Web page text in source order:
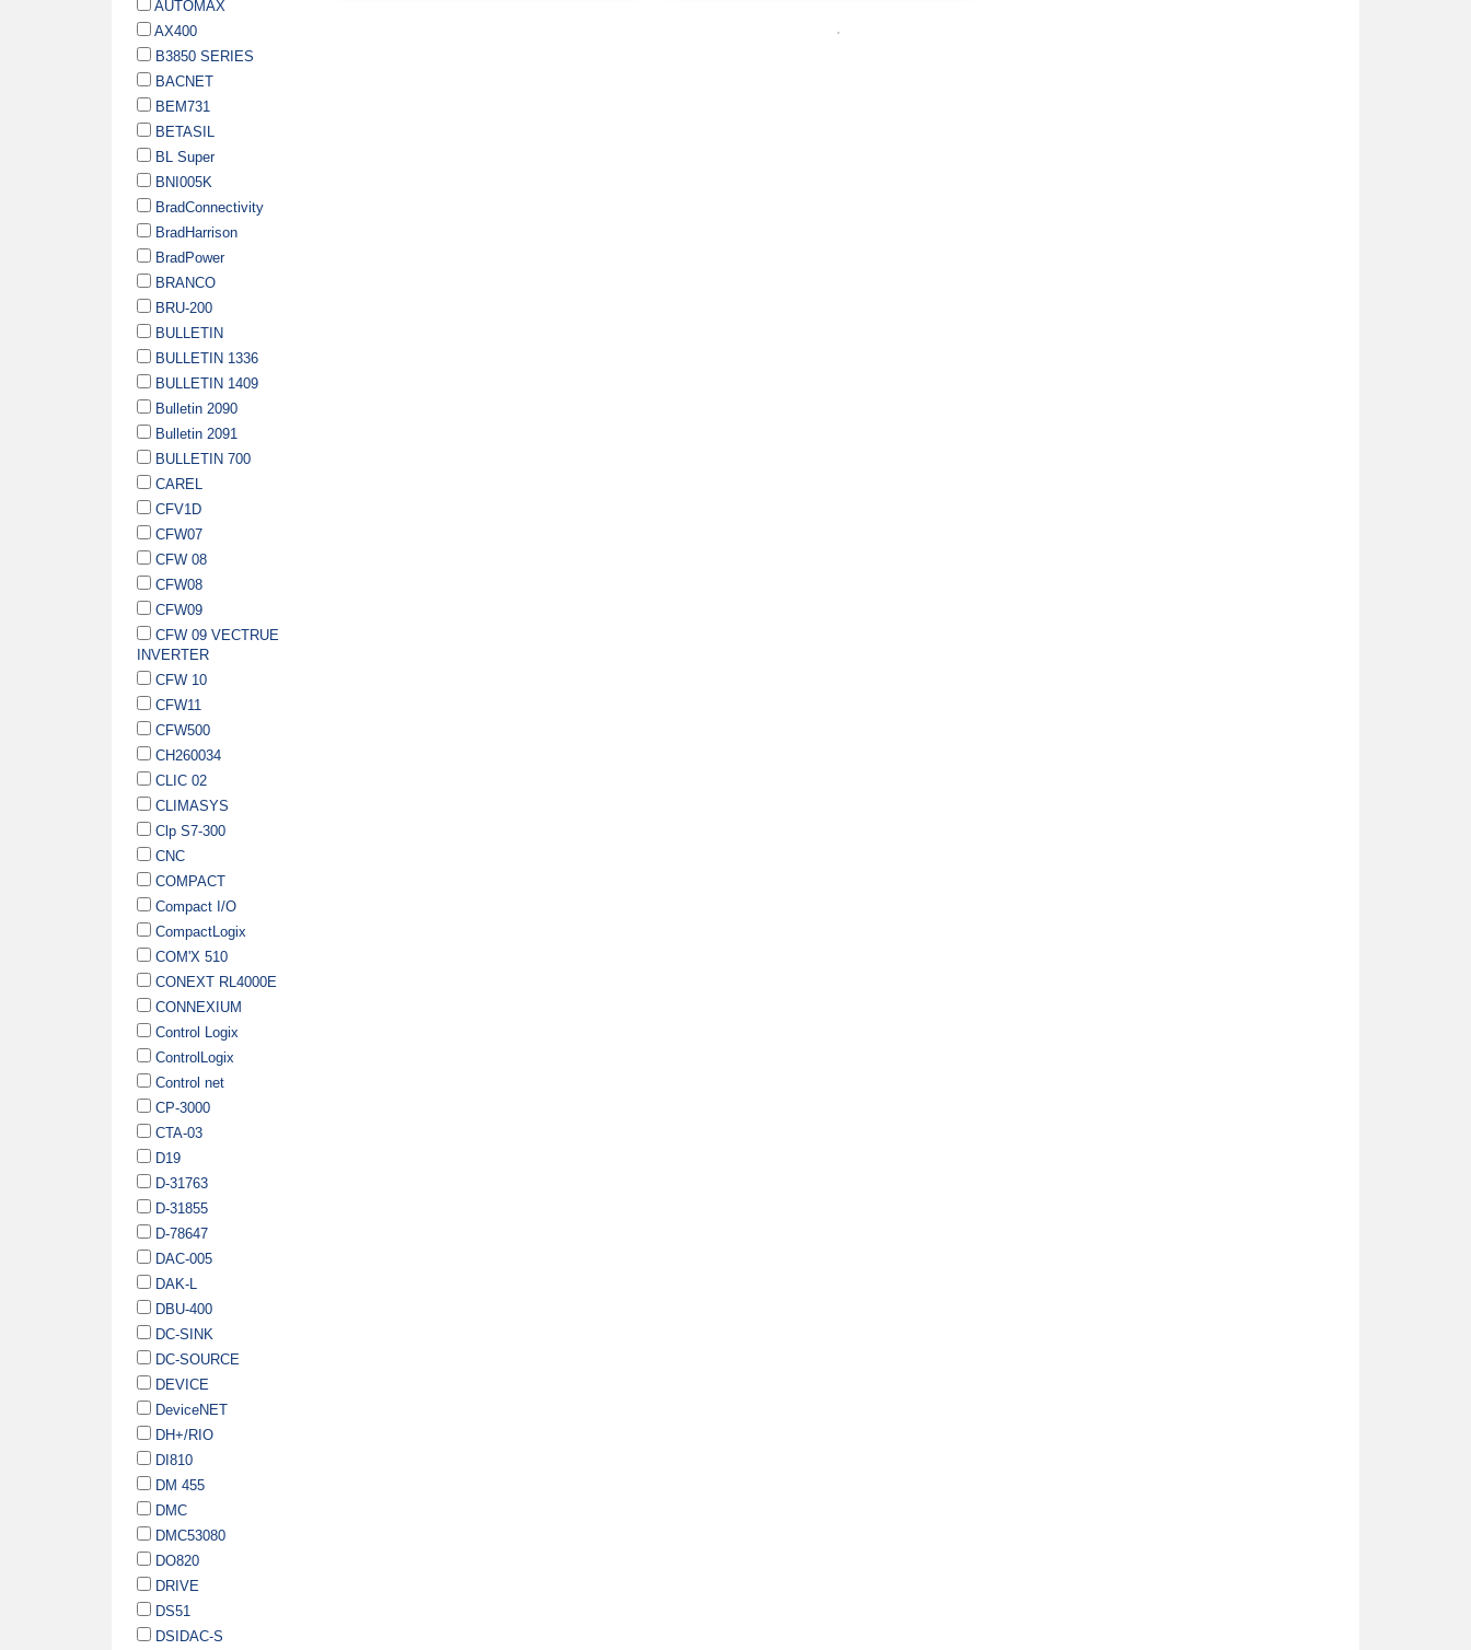
AUTOMAX
AX400
B3850 SERIES
BACNET
BEM731
BETASIL
BL Super
BNI005K
BradConnectivity
BradHarrison
BradPower
BRANCO
BRU-200
BULLETIN
BULLETIN 1336
BULLETIN 1409
Bulletin 2090
Bulletin 2091
BULLETIN 700
CAREL
CFV1D
CFW07
CFW 08
CFW08
CFW09
CFW 09 VECTRUE
INVERTER
CFW 10
CFW11
CFW500
CH260034
CLIC 02
CLIMASYS
Clp S7-300
CNC
COMPACT
Compact I/O
CompactLogix
COM'X 510
CONEXT RL4000E
CONNEXIUM
Control Logix
ControlLogix
Control net
CP-3000
CTA-03
D19
D-31763
D-31855
D-78647
DAC-005
DAK-L
DBU-400
DC-SINK
DC-SOURCE
DEVICE
DeviceNET
DH+/RIO
DI810
DM 455
DMC
DMC53080
DO820
DRIVE
DS51
DSIDAC-S